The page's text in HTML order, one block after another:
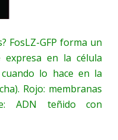
FosLZ-GFP forma un
en la célula
lo hace en la
Rojo: membranas
ADN teñido con